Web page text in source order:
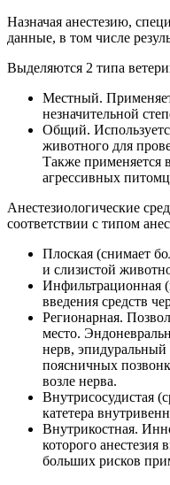
Назначая анестезию,
данные, в том числе
Выделяются 2 типа
Местный.
незначительной
Общий.
животного для
Также применяется
агрессивных
Анестезиологические
соответствии с типом
Плоская (снимает
и слизистой
Инфильтрационная
введения средств
Регионарная.
место.
нерв, эпидуральный
поясничных
возле нерва.
Внутрисосудистая
катетера
Внутрикостная.
которого анестезия
больших рисков